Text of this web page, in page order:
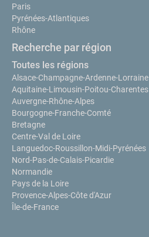
Paris
Pyrénées-Atlantiques
Rhône
Recherche par région
Toutes les régions
Alsace-Champagne-Ardenne-Lorraine
Aquitaine-Limousin-Poitou-Charentes
Auvergne-Rhône-Alpes
Bourgogne-Franche-Comté
Bretagne
Centre-Val de Loire
Languedoc-Roussillon-Midi-Pyrénées
Nord-Pas-de-Calais-Picardie
Normandie
Pays de la Loire
Provence-Alpes-Côte d'Azur
Île-de-France